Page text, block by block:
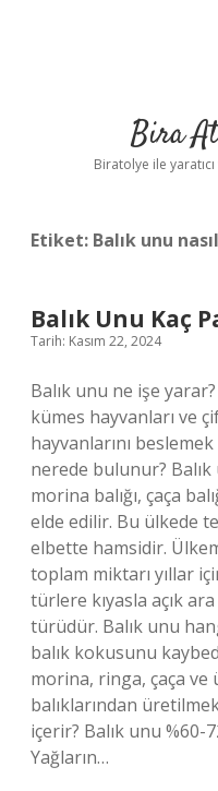
Bira
Biratolye ile
Etiket: Balık unu
Balık Unu Kaç
Tarih: Kasım 22, 2024
Balık unu ne işe
kümes hayvanları ve
hayvanlarını
nerede bulunur?
morina balığı, çaça
elde edilir. Bu ülkede
elbette hamsidir.
toplam miktarı yıllar
türlere kıyasla açık
türüdür. Balık unu
balık kokusunu
morina, ringa, çaça ve
balıklarından
içerir? Balık unu
Yağların…